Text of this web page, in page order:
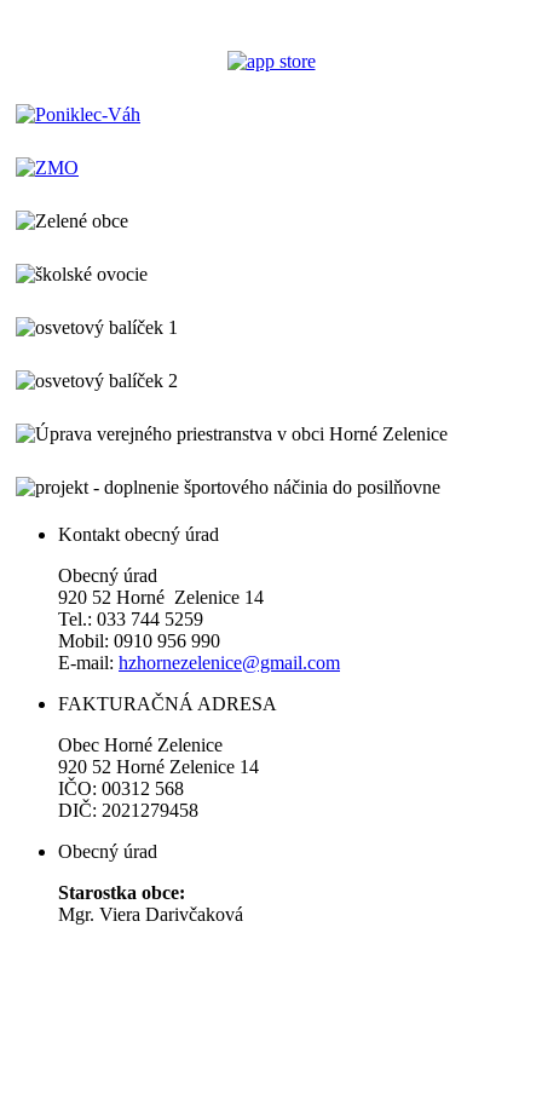
Kontakt obecný úrad
Obecný úrad
920 52 Horné Zelenice 14
Tel.: 033 744 5259
Mobil: 0910 956 990
E-mail: hzhornezelenice@gmail.com
FAKTURAČNÁ ADRESA
Obec Horné Zelenice
920 52 Horné Zelenice 14
IČO: 00312 568
DIČ: 2021279458
Obecný úrad
Starostka obce:
Mgr. Viera Darivčaková